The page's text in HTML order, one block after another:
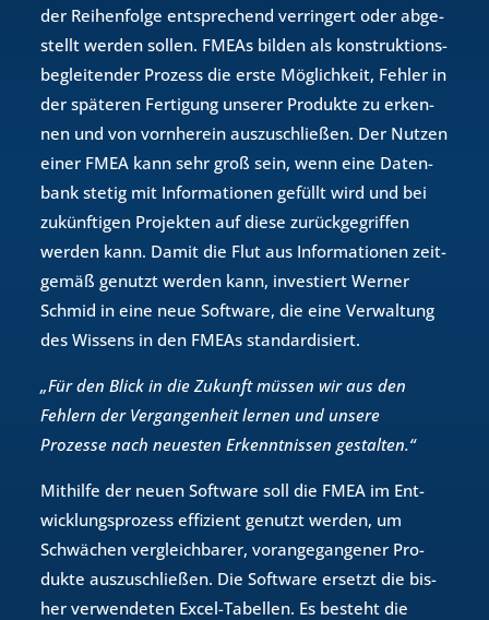
der Rei­hen­fol­ge ent­spre­chend ver­rin­gert oder ab­ge­
stellt wer­den sol­len. FMEAs bil­den als kon­struk­ti­ons­
be­glei­ten­der Pro­zess die erste Mög­lich­keit, Feh­ler in
der spä­te­ren Fer­ti­gung un­se­rer Pro­duk­te zu er­ken­
nen und von vorn­her­ein aus­zu­schlie­ßen. Der Nut­zen
einer FMEA kann sehr groß sein, wenn eine Da­ten­
bank ste­tig mit In­for­ma­tio­nen ge­füllt wird und bei
zu­künf­ti­gen Pro­jek­ten auf diese zu­rück­ge­grif­fen
wer­den kann. Damit die Flut aus In­for­ma­tio­nen zeit­
ge­mäß ge­nutzt wer­den kann, in­ves­tiert Wer­ner
Schmid in eine neue Soft­ware, die eine Ver­wal­tung
des Wis­sens in den FMEAs stan­dar­di­siert.
„Für den Blick in die Zukunft müssen wir aus den
Fehlern der Vergangenheit lernen und unsere
Prozesse nach neuesten Erkenntnissen gestalten.“
Mit­hil­fe der neuen Soft­ware soll die FMEA im Ent­
wick­lungs­pro­zess ef­fi­zi­ent ge­nutzt wer­den, um
Schwä­chen ver­gleich­ba­rer, vor­an­ge­gan­ge­ner Pro­
duk­te aus­zu­schlie­ßen. Die Soft­ware er­setzt die bis­
her ver­wen­de­ten Excel-Ta­bel­len. Es be­steht die